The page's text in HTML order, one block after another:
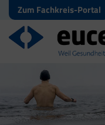
Zum Fachkreis-Portal